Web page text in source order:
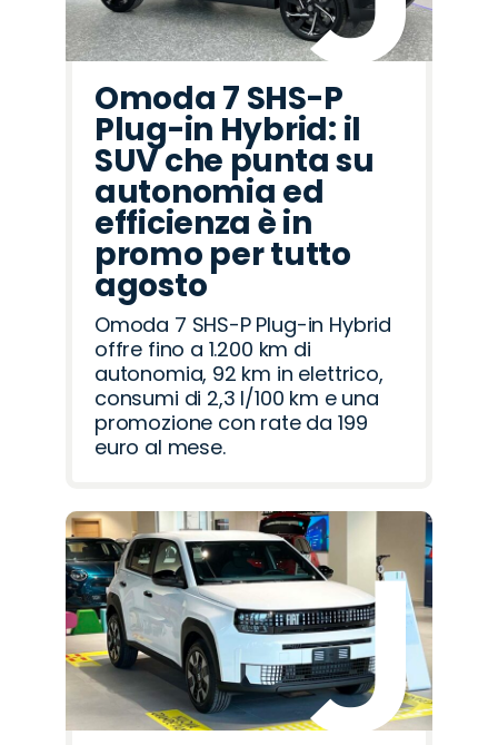
Omoda 7 SHS-P
Plug-in Hybrid: il
SUV che punta su
autonomia ed
efficienza è in
promo per tutto
agosto
Omoda 7 SHS-P Plug-in Hybrid
offre fino a 1.200 km di
autonomia, 92 km in elettrico,
consumi di 2,3 l/100 km e una
promozione con rate da 199
euro al mese.